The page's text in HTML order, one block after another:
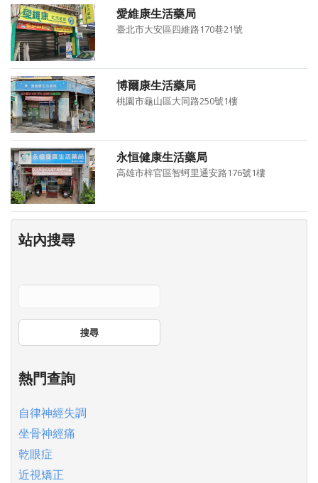
愛維康生活藥局
臺北市大安區四維路170巷21號
博爾康生活藥局
桃園市龜山區大同路250號1樓
永恒健康生活藥局
高雄市梓官區智蚵里通安路176號1樓
站內搜尋
搜尋
熱門查詢
自律神經失調
坐骨神經痛
乾眼症
近視矯正